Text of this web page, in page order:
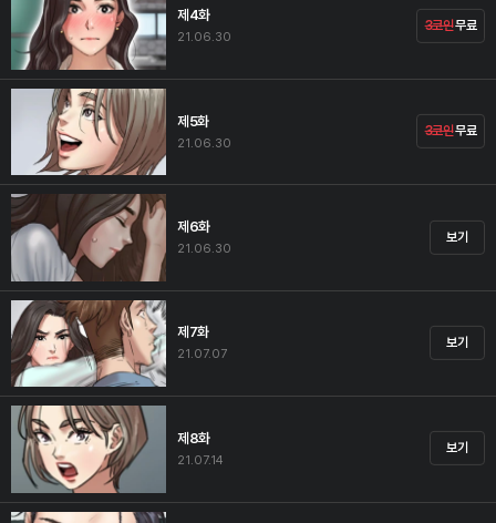
제4화
21.06.30
3코인무료
제5화
21.06.30
3코인무료
제6화
21.06.30
보기
제7화
21.07.07
보기
제8화
21.07.14
보기